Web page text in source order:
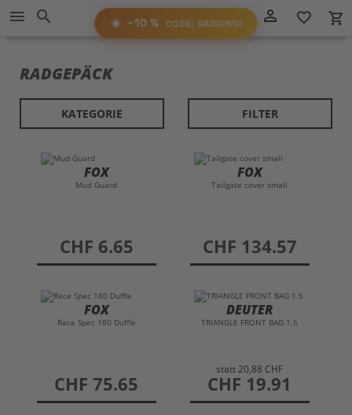
−10%RABATTAUF ALLES!
☀️ −10 % CODE: SAISON10
Direkt
zum
Inhalt
person_outline favorite_border local_grocery_store
menu search
RADGEPÄCK
KATEGORIE FILTER
FOX
Mud Guard
preis
CHF 6.65
FOX
Tailgate cover small
preis
CHF 134.57
FOX
Race Spec 180 Duffle
preis
CHF 75.65
DEUTER
TRIANGLE FRONT BAG 1.5
statt20,88 CHF
preis
CHF 19.91